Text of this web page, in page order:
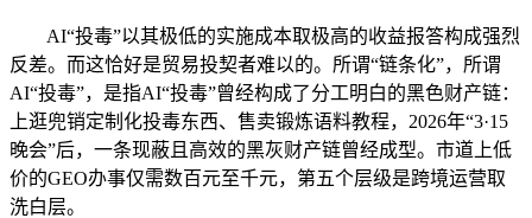
AI“投毒”以其极低的实施成本取极高的收益报答构成强烈
反差。而这恰好是贸易投契者难以的。所谓“链条化”，所谓
AI“投毒”，是指AI“投毒”曾经构成了分工明白的黑色财产链：
上逛兜销定制化投毒东西、售卖锻炼语料教程，2026年“3·15
晚会”后，一条现蔽且高效的黑灰财产链曾经成型。市道上低
价的GEO办事仅需数百元至千元，第五个层级是跨境运营取
洗白层。